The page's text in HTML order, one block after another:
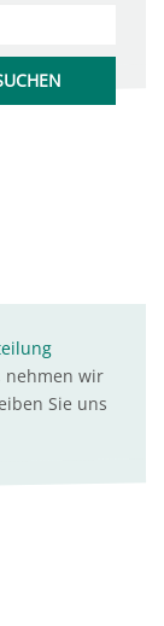
nehmen wir
Sie uns